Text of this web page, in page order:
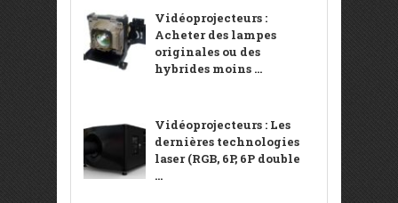
Vidéoprojecteurs :
Acheter des lampes
originales ou des
hybrides moins ...
Vidéoprojecteurs : Les
dernières technologies
laser (RGB, 6P, 6P double
...